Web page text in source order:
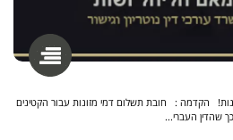
הקדמה : חובת תשלום דמי מזונות עבור הקטינים
שהדין העברי...